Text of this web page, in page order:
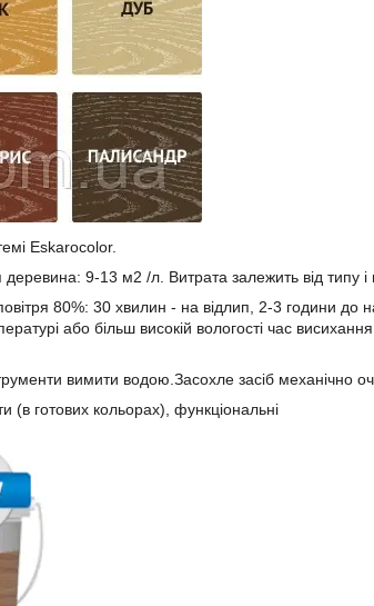
Eskarocolor.
9-13 м2 /л. Витрата залежить від типу і
повітря 80%: 30 хвилин - на відлип, 2-3 години
або більш високій вологості час висихання
вимити водою.Засохле засіб механічно
(в готових кольорах), функціональні